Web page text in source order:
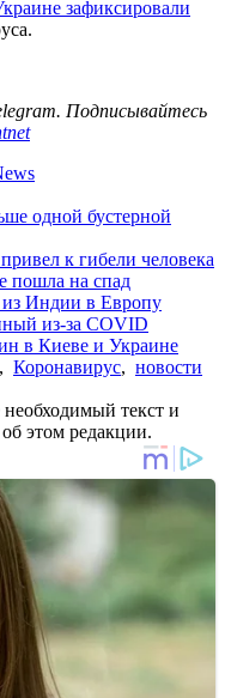
зафиксировали
Подписывайтесь
одной бустерной
к гибели человека
пошла на спад
из Индии в Европу
из-за COVID
в Киеве и Украине
, Коронавирус, новости
текст и
этом редакции.